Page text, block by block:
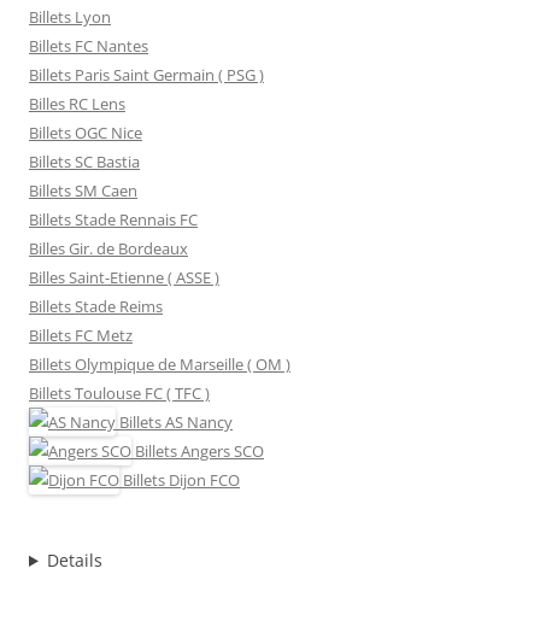
Billets Lyon
Billets FC Nantes
Billets Paris Saint Germain ( PSG )
Billes RC Lens
Billets OGC Nice
Billets SC Bastia
Billets SM Caen
Billets Stade Rennais FC
Billes Gir. de Bordeaux
Billes Saint-Etienne ( ASSE )
Billets Stade Reims
Billets FC Metz
Billets Olympique de Marseille ( OM )
Billets Toulouse FC ( TFC )
BilletsAS Nancy
BilletsAngers SCO
Billets Dijon FCO
Details